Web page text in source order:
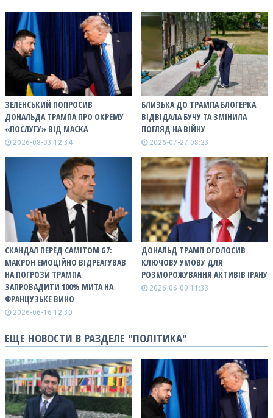
ЗЕЛЕНСЬКИЙ ПОПРОСИВ
ДОНАЛЬДА ТРАМПА ПРО ОКРЕМУ
«ПОСЛУГУ» ВІД МАСКА
2026-08-03 12:34
БЛИЗЬКА ДО ТРАМПА БЛОГЕРКА
ВІДВІДАЛА БУЧУ ТА ЗМІНИЛА
ПОГЛЯД НА ВІЙНУ
2026-07-27 08:23
СКАНДАЛ ПЕРЕД САМІТОМ G7:
МАКРОН ЕМОЦІЙНО ВІДРЕАГУВАВ
НА ПОГРОЗИ ТРАМПА
ЗАПРОВАДИТИ 100% МИТА НА
ФРАНЦУЗЬКЕ ВИНО
2026-06-16 12:30
ДОНАЛЬД ТРАМП ОГОЛОСИВ
КЛЮЧОВУ УМОВУ ДЛЯ
РОЗМОРОЖУВАННЯ АКТИВІВ ІРАНУ
2026-06-09 11:33
ЕЩЕ НОВОСТИ В РАЗДЕЛЕ "ПОЛІТИКА"